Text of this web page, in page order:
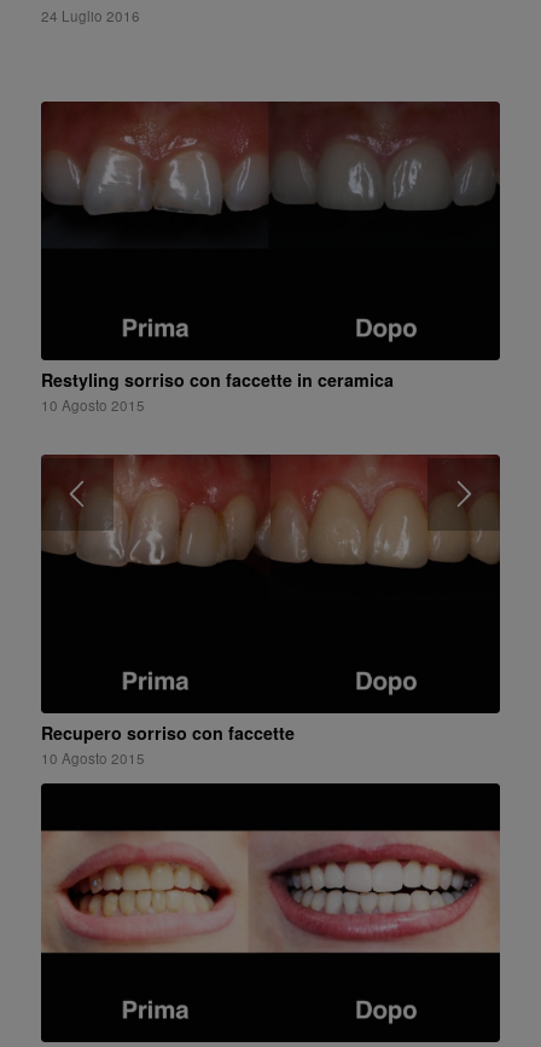
24 Luglio 2016
Restyling sorriso con faccette in ceramica
10 Agosto 2015
Recupero sorriso con faccette
10 Agosto 2015